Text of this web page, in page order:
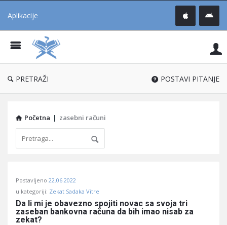
Aplikacije
®
PRETRAŽI POSTAVI PITANJE
Početna | zasebni računi
Učene
Latest
Postavljeno 22.06.2022
u kategoriji: Zekat Sadaka Vitre
Da li mi je obavezno spojiti novac sa svoja tri
zaseban bankovna računa da bih imao nisab za
zekat?